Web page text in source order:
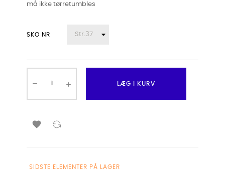
må ikke tørretumbles
SKO NR
LÆG I KURV

SIDSTE ELEMENTER PÅ LAGER